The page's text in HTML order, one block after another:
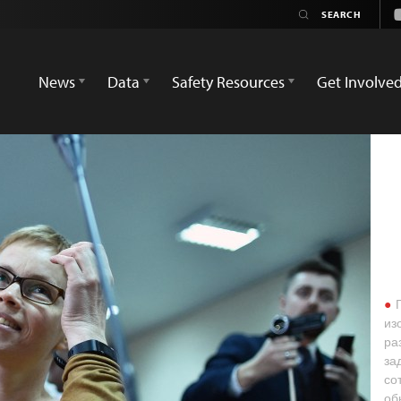
News
Data Safety Resources Get Involved